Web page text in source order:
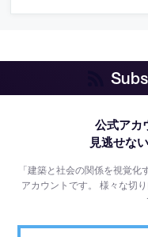
公式アカ
見逃せな
「建築と社会の関係を視覚
アカウントです。様々な切